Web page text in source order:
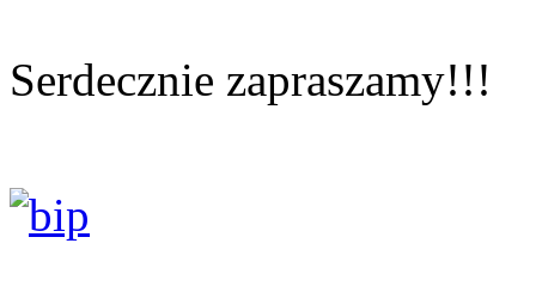
Serdecznie zapraszamy!!!